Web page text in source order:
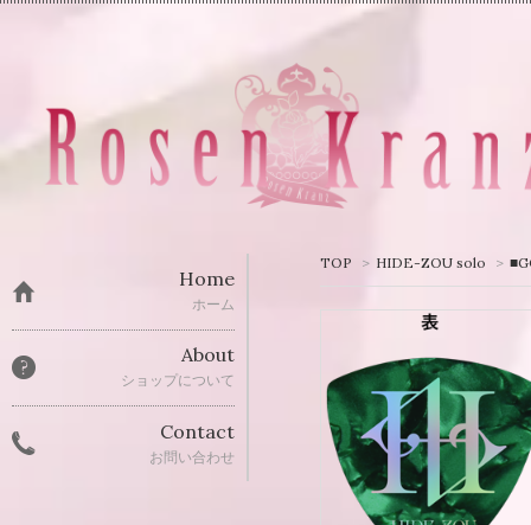
TOP > HIDE-ZOU solo >
Home
ホーム
About
ショップについて
Contact
お問い合わせ